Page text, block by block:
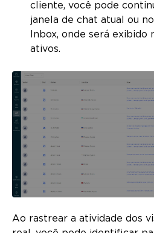
cliente, você pode
janela de chat atual ou
Inbox, onde será exibido
ativos.
Ao rastrear a atividade dos